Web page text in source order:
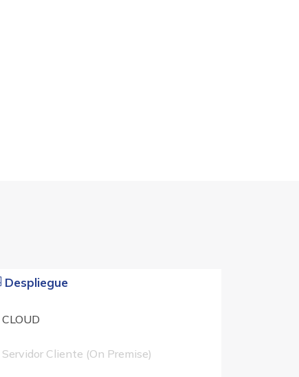
Despliegue
CLOUD
Servidor Cliente (On Premise)